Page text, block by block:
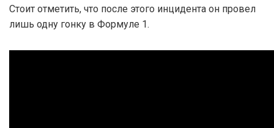
Стоит отметить, что после этого инцидента он провел
лишь одну гонку в Формуле 1.